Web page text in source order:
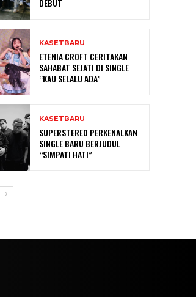
KASETBARU
ETENIA CROFT CERITAKAN
SAHABAT SEJATI DI SINGLE
“KAU SELALU ADA”
KASETBARU
SUPERSTEREO PERKENALKAN
SINGLE BARU BERJUDUL
“SIMPATI HATI”